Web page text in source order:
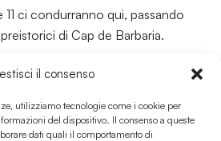
il consenso
utilizziamo tecnologie come i cookie per
del dispositivo. Il consenso a queste
dati quali il comportamento di
ci condurranno qui, passando
di Cap de Barbaria.